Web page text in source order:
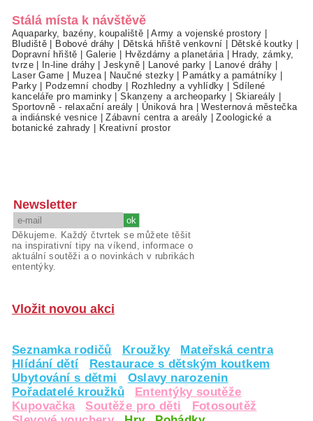
Stálá místa k návštěvě
Aquaparky, bazény, koupaliště |Army a vojenské prostory
Bludiště
Bobové dráhy Dětská hřiště venkovní Dětské koutky
Dopravní hřiště
Galerie Hvězdárny a planetária
Hrady, zámky,
tvrze| In-line dráhy |Jeskyně| Lanové parky Lanové dráhy
Laser Game
Muzea| Naučné stezky Památky a památníky
Parky| Podzemní chodby Rozhledny a vyhlídky
Sdílené
kanceláře pro maminky |Skanzeny a archeoparky Skiareály
Sportovně - relaxační areály
Úniková hra |Westernová městečka
a indiánské vesnice |Zábavní centra a areály |Zoologické a
botanické zahrady
Kreativní prostor
Newsletter
Děkujeme. Každý čtvrtek se můžete těšit
na inspirativní tipy na víkend, informace o
aktuální soutěži a o novinkách v rubrikách
ententýky.
Vložit novou akci
Seznamka rodičů Kroužky
Mateřská centra
Hlídání dětí
Restaurace s dětským koutkem
Ubytování s dětmi
Oslavy narozenin
Pořadatelé kroužků
Ententýky soutěže
Kupovačka
Soutěže pro děti
Fotosoutěž